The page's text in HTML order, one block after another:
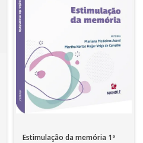
Estimulação da memória 1ª